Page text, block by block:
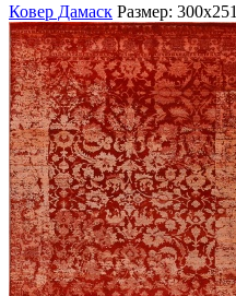
Ковер Дамаск Размер: 300х251